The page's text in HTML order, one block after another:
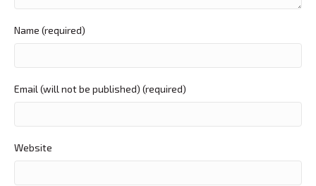
Name (required)
Email (will not be published) (required)
Website